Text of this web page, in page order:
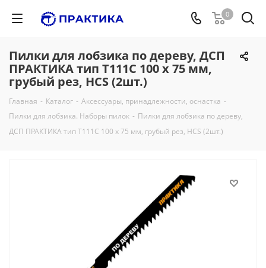
0
Пилки для лобзика по дереву, ДСП
ПРАКТИКА тип T111C 100 х 75 мм,
грубый рез, HCS (2шт.)
Главная - Каталог - Аксессуары, принадлежности, оснастка -
Пилки для лобзика. Наборы пилок - Пилки для лобзика по дереву,
ДСП ПРАКТИКА тип T111C 100 х 75 мм, грубый рез, HCS (2шт.)